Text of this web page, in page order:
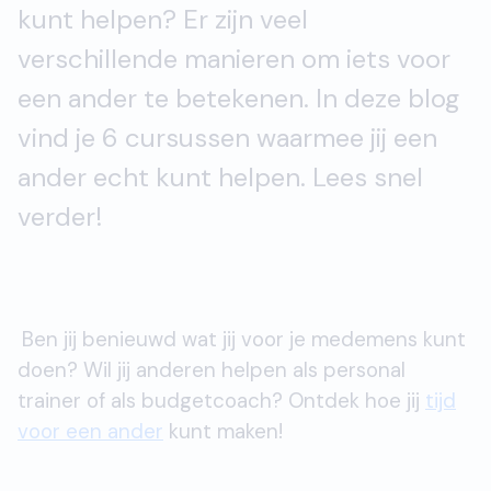
kunt helpen? Er zijn veel
verschillende manieren om iets voor
een ander te betekenen. In deze blog
vind je 6 cursussen waarmee jij een
ander echt kunt helpen. Lees snel
verder!
Ben jij benieuwd wat jij voor je medemens kunt
doen? Wil jij anderen helpen als personal
trainer of als budgetcoach? Ontdek hoe jij tijd
voor een ander kunt maken!